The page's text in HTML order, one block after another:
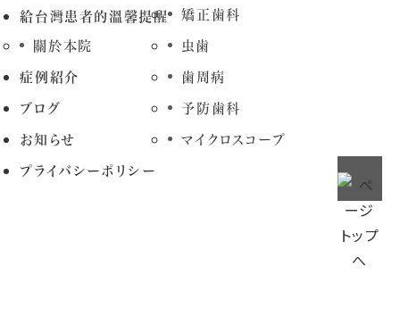
給台灣患者的溫馨提醒
關於本院
症例紹介
ブログ
お知らせ
プライバシーポリシー
矯正歯科
虫歯
歯周病
予防歯科
マイクロスコープ